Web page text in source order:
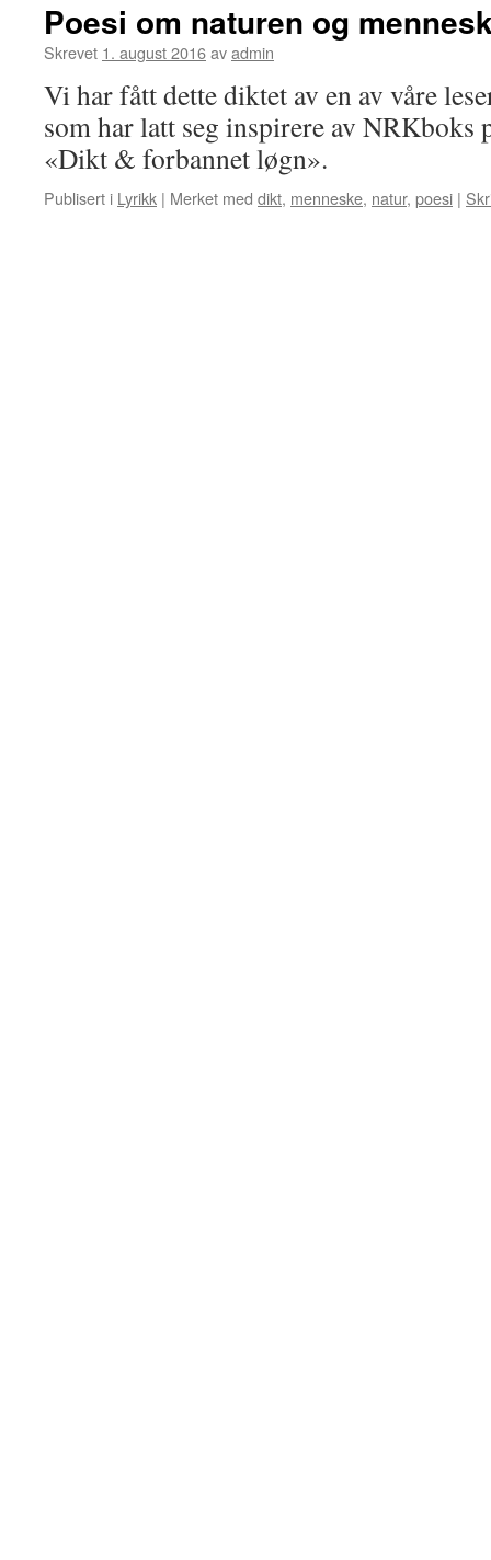
Poesi om naturen og
Skrevet 1. august 2016avadmin
Vi har fått dette diktet av en av våre
som har latt seg inspirere av NRKboks
«Dikt & forbannet løgn».
Publisert i Lyrikk | Merket med dikt, menneske, natur, poesi |